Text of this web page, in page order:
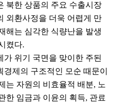
북한 상품의 주요 수출시장
외환사정을 더욱 어렵게 만
해는 심각한 식량난을 발생
켰다.
위기 국면을 맞이한 주된
제의 구조적인 모순 때문이
는 자원의 비효율적 배분, 노
한 임금과 이윤의 획득, 관료